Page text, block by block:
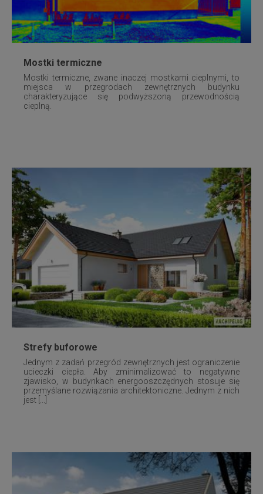
Mostki termiczne
Mostki termiczne, zwane inaczej mostkami cieplnymi, to
miejsca w przegrodach zewnętrznych budynku
charakteryzujące się podwyższoną przewodnością
cieplną.
Strefy buforowe
Jednym z zadań przegród zewnętrznych jest ograniczenie
ucieczki ciepła. Aby zminimalizować to negatywne
zjawisko, w budynkach energooszczędnych stosuje się
przemyślane rozwiązania architektoniczne. Jednym z nich
jest [...]